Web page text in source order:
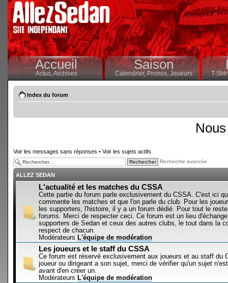
Accueil
Actus,Archives
Saison
Calendrier,Pronos, Joueurs T-
Index du forum
Voir les messages sans réponses • Voir les sujets actifs
Recherche avancée
ALLEZ SEDAN
L'actualité et les matches du CSSA
Cette partie du forum parle exclusivement du CSSA. C'est ici
commente les matches et que l'on parle du club. Pour les
les supporters, l'histoire, il y a un forum dédié. Pour tout le
forums. Merci de respecter ceci. Ce forum est un lieu
supporters de Sedan et ceux des autres clubs, le tout dans la
respect de chacun.
Modérateurs L'équipe de modération
Les joueurs et le staff du CSSA
Ce forum est réservé exclusivement aux joueurs et au staff du
joueur ou dirigeant a son sujet, merci de vérifier qu'un sujet
avant d'en créer un.
Modérateurs L'équipe de modération